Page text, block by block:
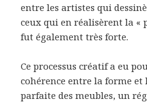
entre les artistes qui
ceux qui en réalisèrent la «
fut également très forte.
Ce processus créatif a eu
cohérence entre la forme et
parfaite des meubles, un